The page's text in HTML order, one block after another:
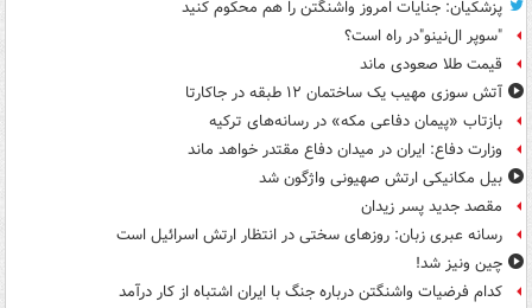
پزشکیان: جنایات امروز واشنگتن را هم محکوم کنید
"سوپر ال‌نینو"در راه است؟
قیمت طلا صعودی ماند
آتش سوزی مهیب یک ساختمان ۱۲ طبقه در جاکارتا
بازتاب «پیمان دفاعی مکه» در رسانه‌های ترکیه
وزارت دفاع: ایران در میدان دفاع مقتدر خواهد ماند
بیل مکانیکی ارتش صهیونی واژگون شد
مقصد جدید پسر زیدان
رسانه عبری زبان: روزهای سختی در انتظار ارتش اسرائیل است
چین ونیز شد!
کدام فرضیات واشنگتن درباره جنگ با ایران اشتباه از کار درآمد